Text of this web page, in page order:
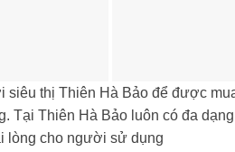
siêu thị Thiên Hà Bảo để được
Tại Thiên Hà Bảo luôn có đa
lòng cho người sử dụng